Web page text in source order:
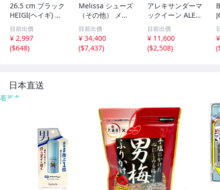
26.5 cm ブラック
HEIGI(ヘイギ) メ
ンズ セーフティ
ーシューズ マジ
ック 先芯入り ス
ニーカー 作業靴
目前出價
¥ 2,997
($648)
Melissa シューズ
（その他） メン
ズ メリッサ 中
古 古着
目前出價
¥ 34,400
($7,437)
アレキサンダーマ
ックイーン ALEX
ANDER McQUEE
N 682490 サンダ
ル
目前出價
¥ 11,600
($2,508)
(
日本直送
看更多